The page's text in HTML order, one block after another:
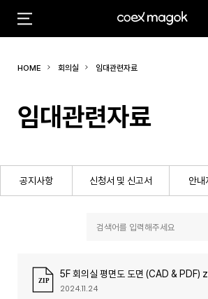
#마곡 #Coex Magok
HOME 회의실 임대관련자료
임대관련자료
공지사항 신청서 및 신고서 안내
5F 회의실 평면도 도면 (CAD & PDF)
2024.11.24